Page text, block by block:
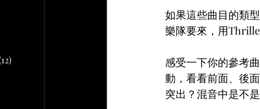
如果這些曲目的類
樂隊要來，用
感受一下你的參考
動，看看前面、後
突出？混音中是不